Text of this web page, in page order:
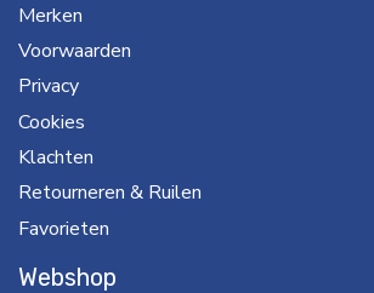
Merken
Voorwaarden
Privacy
Cookies
Klachten
Retourneren & Ruilen
Favorieten
Webshop